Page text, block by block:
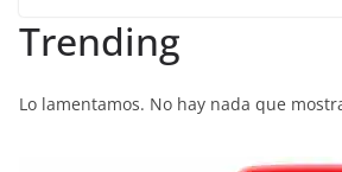
Trending
Lo lamentamos. No hay nada que